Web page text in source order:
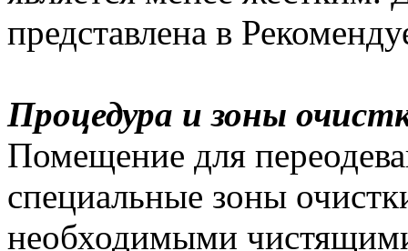
представлена в
Процедура и зоны
Помещение для
специальные зоны
необходимыми